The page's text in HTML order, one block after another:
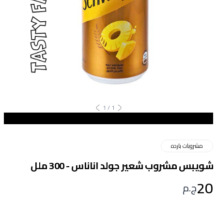
1
/
1
مشروبات بارده
شويبس مشروب شعير جولد اناناس - 300 ملل
20ج.م